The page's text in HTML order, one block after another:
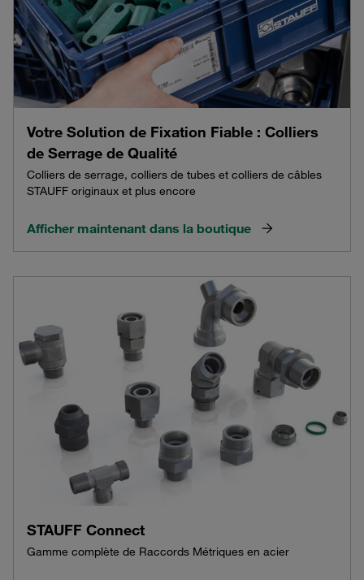
Votre Solution de Fixation Fiable : Colliers
de Serrage de Qualité
Colliers de serrage, colliers de tubes et colliers de câbles
STAUFF originaux et plus encore
Afficher maintenant dans la boutique
STAUFF Connect
Gamme complète de Raccords Métriques en acier